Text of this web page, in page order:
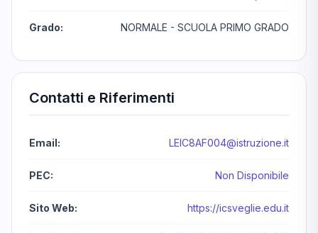
Grado: NORMALE - SCUOLA PRIMO GRADO
Contatti e Riferimenti
Email: LEIC8AF004@istruzione.it
PEC: Non Disponibile
Sito Web: https://icsveglie.edu.it